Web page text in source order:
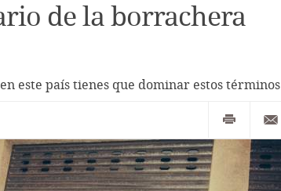
de la borrachera
este país tienes que dominar estos términos